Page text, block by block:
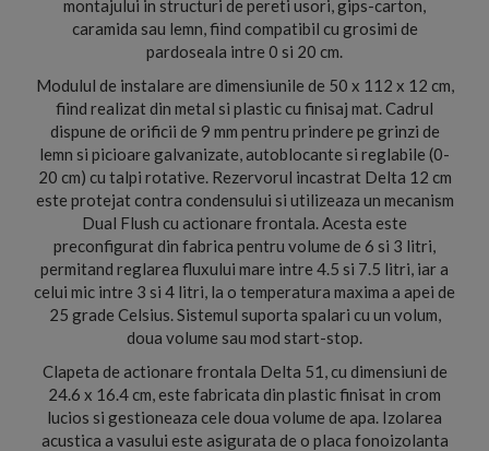
montajului in structuri de pereti usori, gips-carton,
caramida sau lemn, fiind compatibil cu grosimi de
pardoseala intre 0 si 20 cm.
Modulul de instalare are dimensiunile de 50 x 112 x 12 cm,
fiind realizat din metal si plastic cu finisaj mat. Cadrul
dispune de orificii de 9 mm pentru prindere pe grinzi de
lemn si picioare galvanizate, autoblocante si reglabile (0-
20 cm) cu talpi rotative. Rezervorul incastrat Delta 12 cm
este protejat contra condensului si utilizeaza un mecanism
Dual Flush cu actionare frontala. Acesta este
preconfigurat din fabrica pentru volume de 6 si 3 litri,
permitand reglarea fluxului mare intre 4.5 si 7.5 litri, iar a
celui mic intre 3 si 4 litri, la o temperatura maxima a apei de
25 grade Celsius. Sistemul suporta spalari cu un volum,
doua volume sau mod start-stop.
Clapeta de actionare frontala Delta 51, cu dimensiuni de
24.6 x 16.4 cm, este fabricata din plastic finisat in crom
lucios si gestioneaza cele doua volume de apa. Izolarea
acustica a vasului este asigurata de o placa fonoizolanta